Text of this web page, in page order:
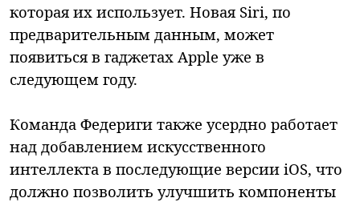
которая их использует. Новая Siri, по
предварительным данным, может
появиться в гаджетах Apple уже в
следующем году.
Команда Федериги также усердно работает
над добавлением искусственного
интеллекта в последующие версии iOS, что
должно позволить улучшить компоненты